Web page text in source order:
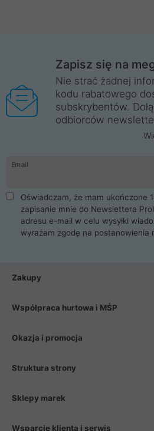
Zapisz się na
Nie strać żadnej
kodu rabatowego
subskrybentów.
odbiorców
Email
Oświadczam, że mam ukończone
zapisanie mnie do Newslettera
adresu e-mail w celu wysyłki
wyrażam zgodę na postanowienia
Zakupy
Współpraca hurtowa i MŚP
Okazja i promocja
Struktura strony
Sklepy marek
Wsparcie klienta i serwis